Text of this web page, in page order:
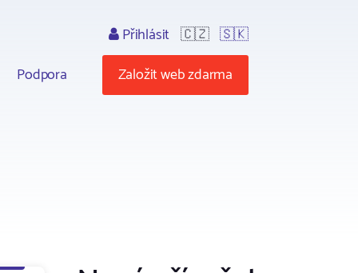
Podpora
Přihlásit 🇨🇿 🇸🇰
Založit web zdarma